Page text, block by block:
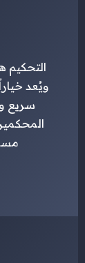
التحكيم
ويُعد
سريع